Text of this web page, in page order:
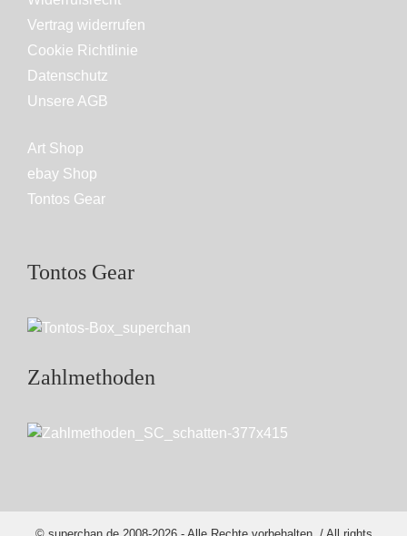
Vertrag widerrufen
Cookie Richtlinie
Datenschutz
Unsere AGB
Art Shop
ebay Shop
Tontos Gear
Tontos Gear
Zahlmethoden